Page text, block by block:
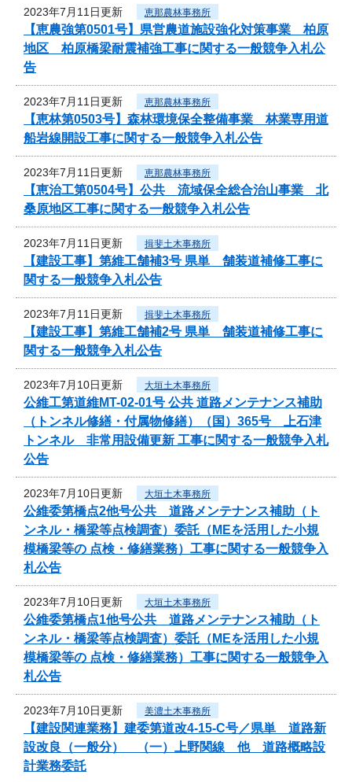
2023年7月11日更新 恵那農林事務所
【恵農強第0501号】県営農道施設強化対策事業 柏原
地区 柏原橋梁耐震補強工事に関する一般競争入札公
告
2023年7月11日更新 恵那農林事務所
【恵林第0503号】森林環境保全整備事業 林業専用道
船岩線開設工事に関する一般競争入札公告
2023年7月11日更新 恵那農林事務所
【恵治工第0504号】公共 流域保全総合治山事業 北
桑原地区工事に関する一般競争入札公告
2023年7月11日更新 揖斐土木事務所
【建設工事】第維工舗補3号 県単 舗装道補修工事に
関する一般競争入札公告
2023年7月11日更新 揖斐土木事務所
【建設工事】第維工舗補2号 県単 舗装道補修工事に
関する一般競争入札公告
2023年7月10日更新 大垣土木事務所
公維工第道維MT-02-01号 公共 道路メンテナンス補助
（トンネル修繕・付属物修繕）（国）365号 上石津
トンネル 非常用設備更新 工事に関する一般競争入札
公告
2023年7月10日更新 大垣土木事務所
公維委第橋点2他号公共 道路メンテナンス補助（ト
ンネル・橋梁等点検調査）委託（MEを活用した小規
模橋梁等の 点検・修繕業務）工事に関する一般競争入
札公告
2023年7月10日更新 大垣土木事務所
公維委第橋点1他号公共 道路メンテナンス補助（ト
ンネル・橋梁等点検調査）委託（MEを活用した小規
模橋梁等の 点検・修繕業務）工事に関する一般競争入
札公告
2023年7月10日更新 美濃土木事務所
【建設関連業務】建委第道改4-15-C号／県単 道路新
設改良（一般分） （一）上野関線 他 道路概略設
計業務委託